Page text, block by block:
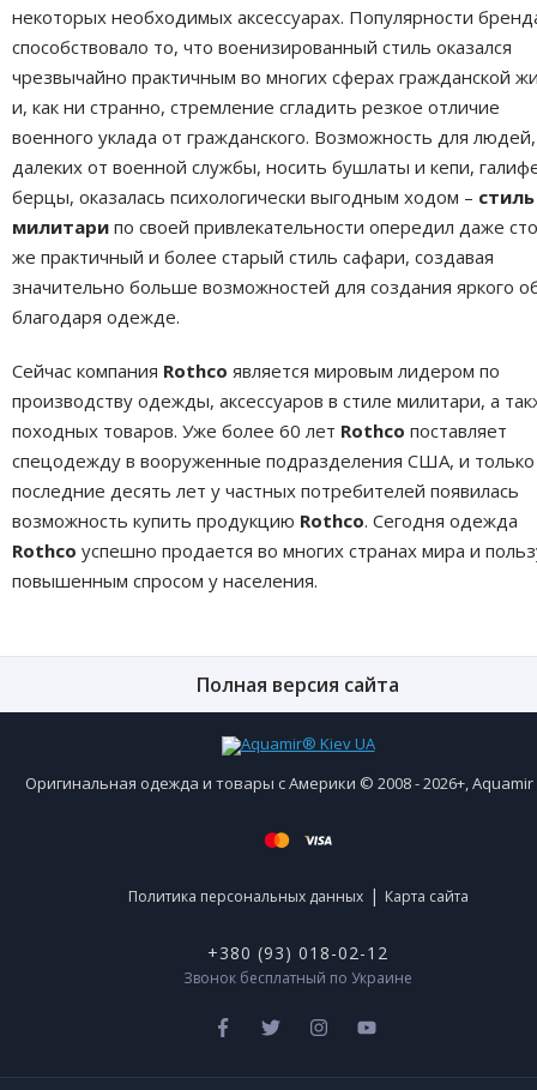
некоторых необходимых аксессуарах. Популярности
способствовало то, что военизированный стиль оказался
чрезвычайно практичным во многих сферах гражданской
и, как ни странно, стремление сгладить резкое отличие
военного уклада от гражданского. Возможность для людей,
далеких от военной службы, носить бушлаты и кепи,
берцы, оказалась психологически выгодным ходом – стиль
милитари по своей привлекательности опередил даже
же практичный и более старый стиль сафари, создавая
значительно больше возможностей для создания яркого
благодаря одежде.
Сейчас компания Rothco является мировым лидером по
производству одежды, аксессуаров в стиле милитари, а
походных товаров. Уже более 60 лет Rothco поставляет
спецодежду в вооруженные подразделения США, и только
последние десять лет у частных потребителей появилась
возможность купить продукцию Rothco. Сегодня одежда
Rothco успешно продается во многих странах мира и
повышенным спросом у населения.
Полная версия сайта
Оригинальная одежда и товары с Америки © 2008 - 2026+,
Политика персональных данных | Карта сайта
+380 (93) 018-02-12
Звонок бесплатный по Украине